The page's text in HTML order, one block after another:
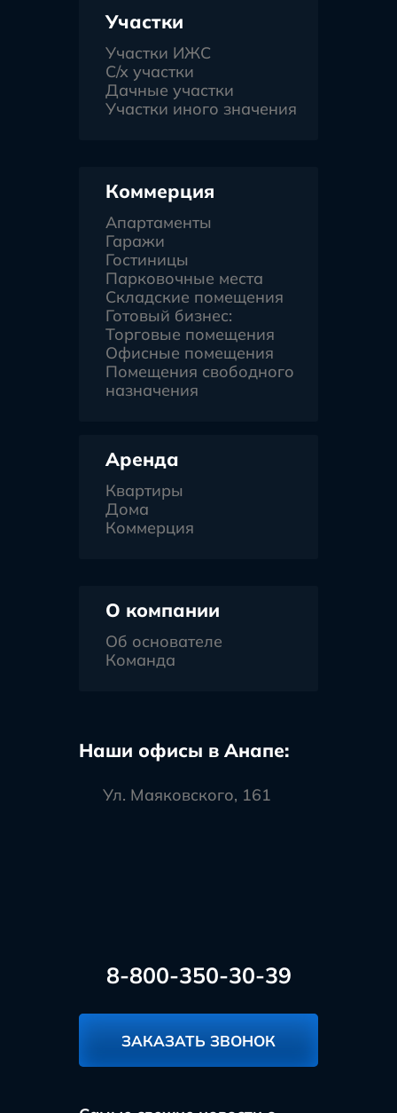
Участки
Участки ИЖС
С/х участки
Дачные участки
Участки иного значения
Коммерция
Апартаменты
Гаражи
Гостиницы
Парковочные места
Складские помещения
Готовый бизнес:
Торговые помещения
Офисные помещения
Помещения свободного
назначения
Аренда
Квартиры
Дома
Коммерция
О компании
Об основателе
Команда
Наши офисы в Анапе:
Ул. Маяковского, 161
8-800-350-30-39
ЗАКАЗАТЬ ЗВОНОК